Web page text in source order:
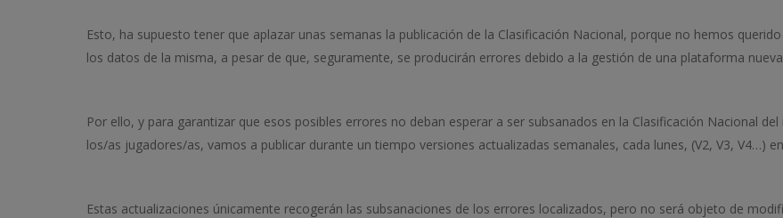
Esto, ha supuesto tener que aplazar unas semanas la publicación de la Clasificación Nacional, porque no hemos
los datos de la misma, a pesar de que, seguramente, se producirán errores debido a la gestión de una plataforma
Por ello, y para garantizar que esos posibles errores no deban esperar a ser subsanados en la Clasificación Nacional
los/as jugadores/as, vamos a publicar durante un tiempo versiones actualizadas semanales, cada lunes, (V2, V3, V4…)
Estas actualizaciones únicamente recogerán las subsanaciones de los errores localizados, pero no será objeto de